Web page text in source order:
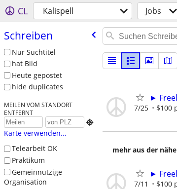
CL Kalispell Jobs
Schreiben
Nur Suchtitel
hat Bild
Heute gepostet
hide duplicates
MEILEN VOM STANDORT
ENTFERNT

Karte verwenden...
Telearbeit OK
Praktikum
Gemeinnützige
Organisation
►
7/25 $100
mehr aus der
►
7/11 $100